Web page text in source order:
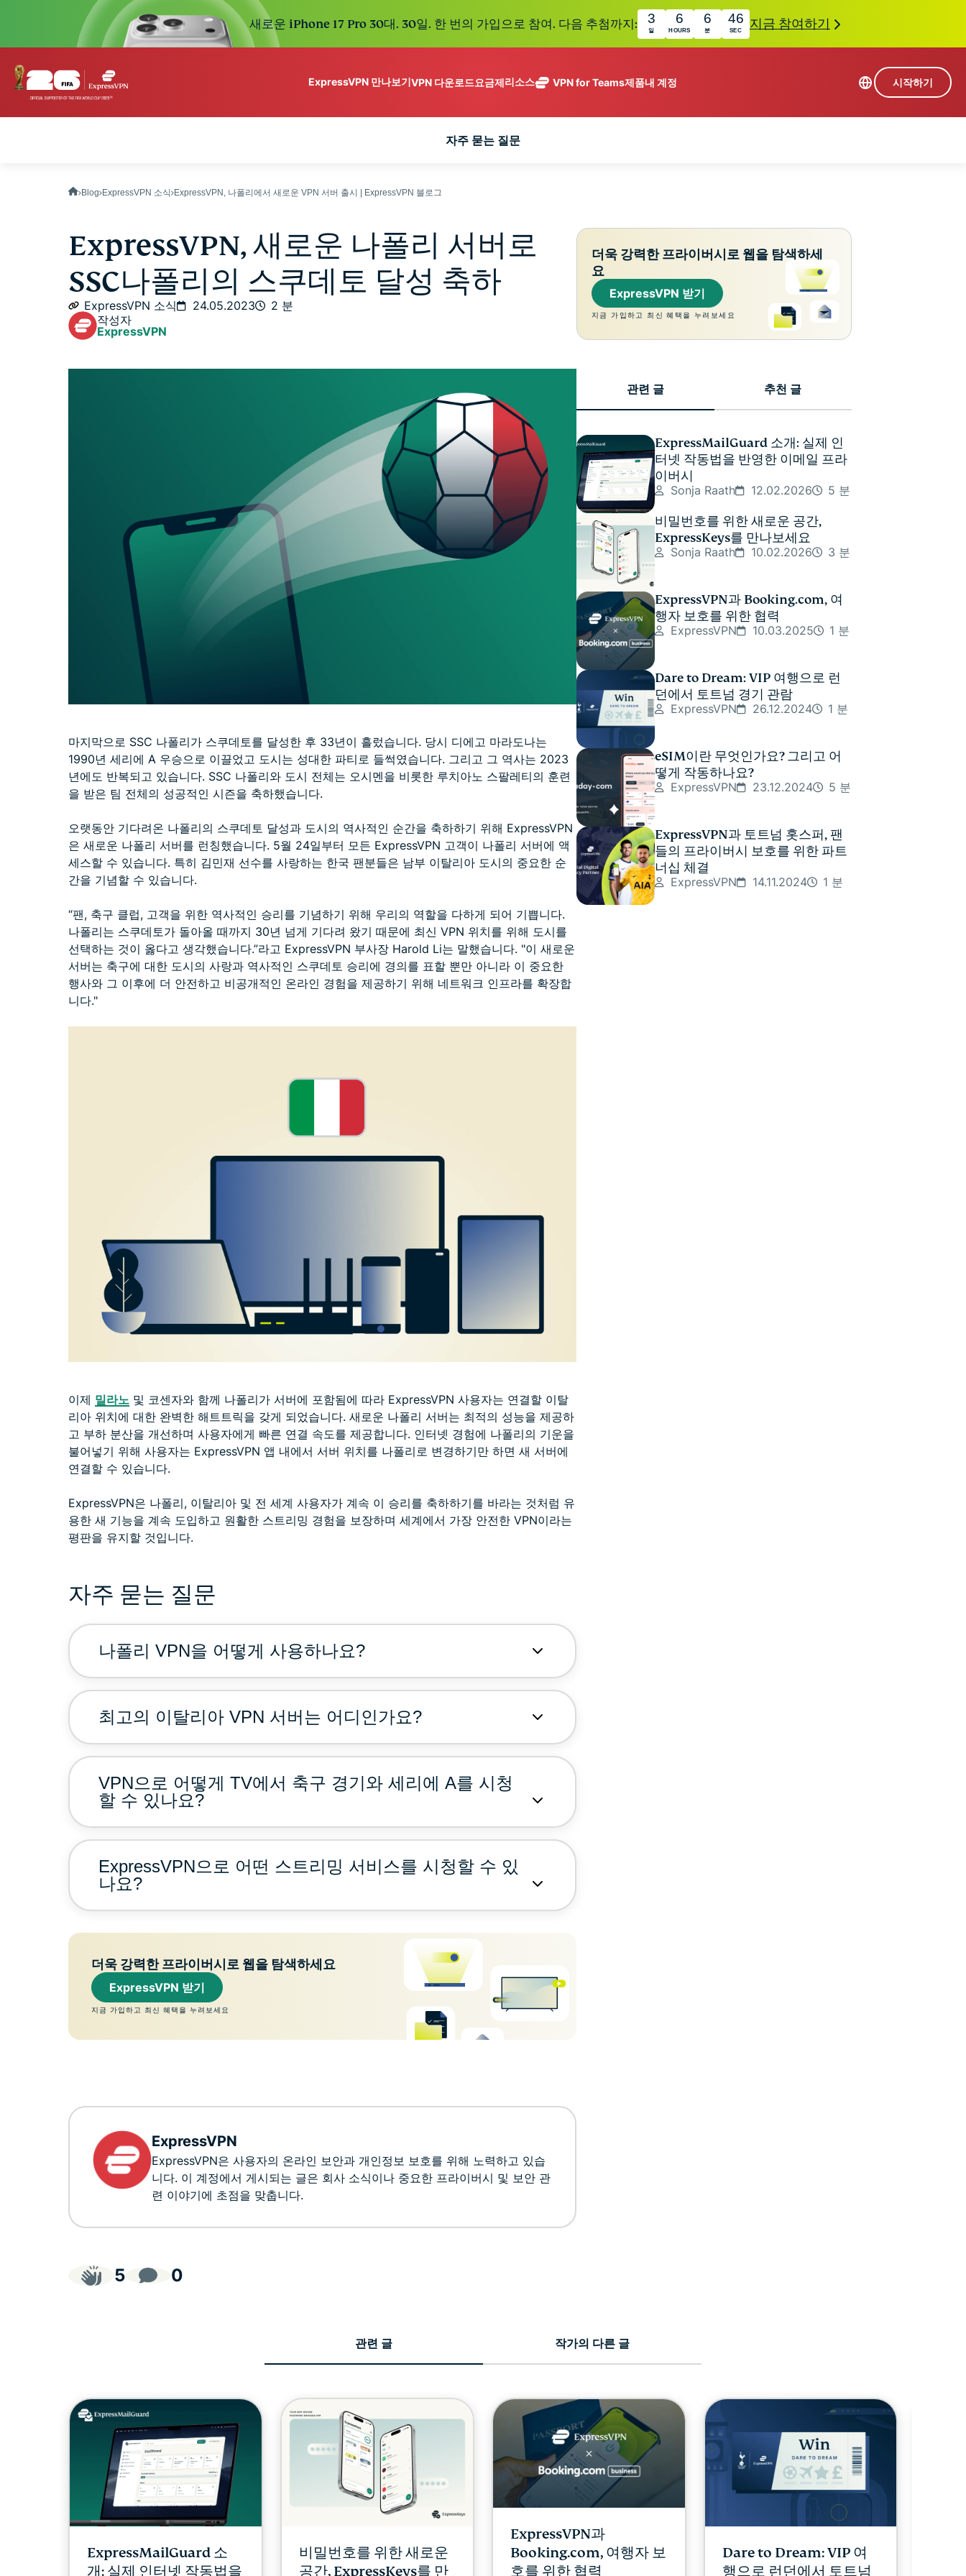
새로운 iPhone 17 Pro 30대. 30일. 한 번의 가입으로 참여. 다음 추첨까지: 3
일
6
HOURS
6
분
45
SEC 지금 참여하기
ExpressVPN 만나보기
노로그 정책
모든 기능 살펴보기
하나의 구독으로 종합적인 첨단 개인정보 보호 및 보안 도구를 이용해 보
세요. 완벽한 작동으로 더욱 탁월한 디지털 라이프를 선사합니다.
모든 제품 보기
VPN 다운로드요금제리소스 VPN for Teams제품
113개 국가의
안전한 서버를
갖춘 업계 최고
보호하는 비공개 이메
안전한 비밀번
호 관리와 다중
인증 등을 제공
합니다.
팅으로 구동되
어 프라이버시
중심 인공 지
능을 선사하는
최초의 소비자
데이터 삭제
도구 모음입니
eSIM.
firewall,
system tools,
and more.
내 계정 시작하기
자주 묻는 질문
Blog ExpressVPN 소식 ExpressVPN, 나폴리에서 새로운 VPN 서버 출시 | ExpressVPN 블로그
ExpressVPN, 새로운 나폴리 서버로
SSC나폴리의 스쿠데토 달성 축하
ExpressVPN 소식 24.05.2023
2 분
작성자
ExpressVPN
마지막으로 SSC 나폴리가 스쿠데토를 달성한 후 33년이 흘렀습니다. 당시 디에고 마라도나는
1990년 세리에 A 우승으로 이끌었고 도시는 성대한 파티로 들썩였습니다. 그리고 그 역사는 2023
년에도 반복되고 있습니다. SSC 나폴리와 도시 전체는 오시멘을 비롯한 루치아노 스팔레티의 훈련
을 받은 팀 전체의 성공적인 시즌을 축하했습니다.
오랫동안 기다려온 나폴리의 스쿠데토 달성과 도시의 역사적인 순간을 축하하기 위해 ExpressVPN
은 새로운 나폴리 서버를 런칭했습니다. 5월 24일부터 모든 ExpressVPN 고객이 나폴리 서버에 액
세스할 수 있습니다. 특히 김민재 선수를 사랑하는 한국 팬분들은 남부 이탈리아 도시의 중요한 순
간을 기념할 수 있습니다.
“팬, 축구 클럽, 고객을 위한 역사적인 승리를 기념하기 위해 우리의 역할을 다하게 되어 기쁩니다.
나폴리는 스쿠데토가 돌아올 때까지 30년 넘게 기다려 왔기 때문에 최신 VPN 위치를 위해 도시를
선택하는 것이 옳다고 생각했습니다.”라고 ExpressVPN 부사장 Harold Li는 말했습니다. "이 새로운
서버는 축구에 대한 도시의 사랑과 역사적인 스쿠데토 승리에 경의를 표할 뿐만 아니라 이 중요한
행사와 그 이후에 더 안전하고 비공개적인 온라인 경험을 제공하기 위해 네트워크 인프라를 확장합
니다."
이제 밀라노 및 코센자와 함께 나폴리가 서버에 포함됨에 따라 ExpressVPN 사용자는 연결할 이탈
리아 위치에 대한 완벽한 해트트릭을 갖게 되었습니다. 새로운 나폴리 서버는 최적의 성능을 제공하
고 부하 분산을 개선하며 사용자에게 빠른 연결 속도를 제공합니다. 인터넷 경험에 나폴리의 기운을
불어넣기 위해 사용자는 ExpressVPN 앱 내에서 서버 위치를 나폴리로 변경하기만 하면 새 서버에
연결할 수 있습니다.
ExpressVPN은 나폴리, 이탈리아 및 전 세계 사용자가 계속 이 승리를 축하하기를 바라는 것처럼 유
용한 새 기능을 계속 도입하고 원활한 스트리밍 경험을 보장하며 세계에서 가장 안전한 VPN이라는
평판을 유지할 것입니다.
자주 묻는 질문
나폴리 VPN을 어떻게 사용하나요?
최고의 이탈리아 VPN 서버는 어디인가요?
VPN으로 어떻게 TV에서 축구 경기와 세리에 A를 시청
할 수 있나요?
ExpressVPN으로 어떤 스트리밍 서비스를 시청할 수 있
나요?
더욱 강력한 프라이버시로 웹을 탐색하세요
ExpressVPN 받기
지금 가입하고 최신 혜택을 누려보세요
ExpressVPN
ExpressVPN은 사용자의 온라인 보안과 개인정보 보호를 위해 노력하고 있습
니다. 이 계정에서 게시되는 글은 회사 소식이나 중요한 프라이버시 및 보안 관
련 이야기에 초점을 맞춥니다.
5 0
더욱 강력한 프라이버시로 웹을 탐색하세
요
ExpressVPN 받기
지금 가입하고 최신 혜택을 누려보세요
관련 글 추천 글
ExpressMailGuard 소개: 실제 인
터넷 작동법을 반영한 이메일 프라
이버시
Sonja Raath 12.02.2026 5 분
비밀번호를 위한 새로운 공간,
ExpressKeys를 만나보세요
Sonja Raath 10.02.2026 3 분
ExpressVPN과 Booking.com, 여
행자 보호를 위한 협력
ExpressVPN 10.03.2025 1 분
Dare to Dream: VIP 여행으로 런
던에서 토트넘 경기 관람
ExpressVPN 26.12.2024 1 분
eSIM이란 무엇인가요? 그리고 어
떻게 작동하나요?
ExpressVPN 23.12.2024 5 분
ExpressVPN과 토트넘 홋스퍼, 팬
들의 프라이버시 보호를 위한 파트
너십 체결
ExpressVPN 14.11.2024 1 분
관련 글 작가의 다른 글
ExpressMailGuard 소
개: 실제 인터넷 작동법을
비밀번호를 위한 새로운
공간, ExpressKeys를 만
ExpressVPN과
Booking.com, 여행자 보
호를 위한 협력
Dare to Dream: VIP 여
행으로 런던에서 토트넘